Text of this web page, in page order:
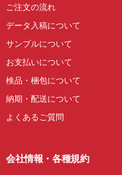
ご注文の流れ
データ入稿について
サンプルについて
お支払いについて
検品・梱包について
納期・配送について
よくあるご質問
会社情報・各種規約